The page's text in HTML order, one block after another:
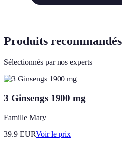
Produits recommandés
Sélectionnés par nos experts
3 Ginsengs 1900 mg
Famille Mary
39.9 EURVoir le prix